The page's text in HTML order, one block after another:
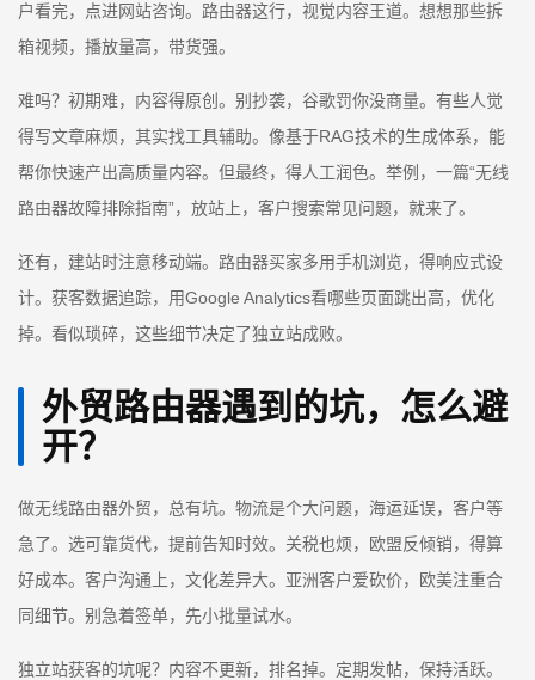
户看完，点进网站咨询。路由器这行，视觉内容王道。想想那些拆
箱视频，播放量高，带货强。
难吗？初期难，内容得原创。别抄袭，谷歌罚你没商量。有些人觉
得写文章麻烦，其实找工具辅助。像基于RAG技术的生成体系，能
帮你快速产出高质量内容。但最终，得人工润色。举例，一篇“无线
路由器故障排除指南”，放站上，客户搜索常见问题，就来了。
还有，建站时注意移动端。路由器买家多用手机浏览，得响应式设
计。获客数据追踪，用Google Analytics看哪些页面跳出高，优化
掉。看似琐碎，这些细节决定了独立站成败。
外贸路由器遇到的坑，怎么避
开？
做无线路由器外贸，总有坑。物流是个大问题，海运延误，客户等
急了。选可靠货代，提前告知时效。关税也烦，欧盟反倾销，得算
好成本。客户沟通上，文化差异大。亚洲客户爱砍价，欧美注重合
同细节。别急着签单，先小批量试水。
独立站获客的坑呢？内容不更新，排名掉。定期发帖，保持活跃。